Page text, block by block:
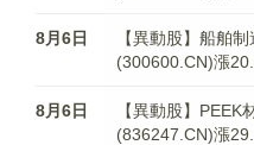
8月6日
【異動股】船舶
(300600.CN)漲
8月6日
【異動股】
(836247.CN)漲